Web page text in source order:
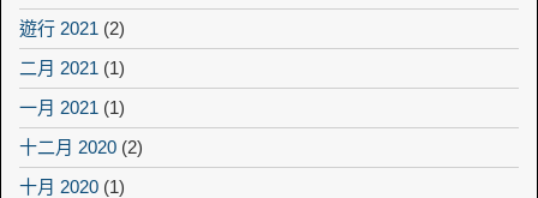
遊行 2021 (2)
二月 2021 (1)
一月 2021 (1)
十二月 2020 (2)
十月 2020 (1)